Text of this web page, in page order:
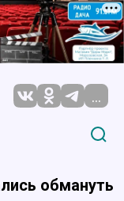
...
обмануть